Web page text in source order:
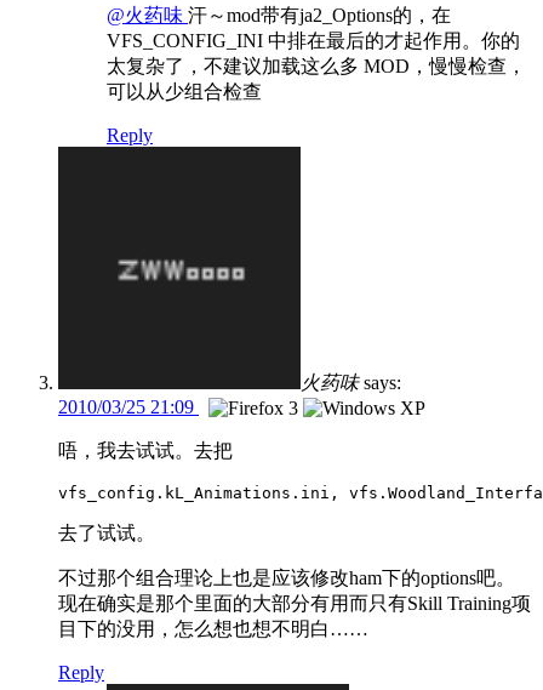
@火药味 汗～mod带有ja2_Options的，在
VFS_CONFIG_INI 中排在最后的才起作用。你的
太复杂了，不建议加载这么多 MOD，慢慢检查，
可以从少组合检查
Reply
火药味 says:
2010/03/25 21:09
唔，我去试试。去把
vfs_config.kL_Animations.ini,
去了试试。
不过那个组合理论上也是应该修改ham下的options吧。
现在确实是那个里面的大部分有用而只有Skill Training项
目下的没用，怎么想也想不明白……
Reply